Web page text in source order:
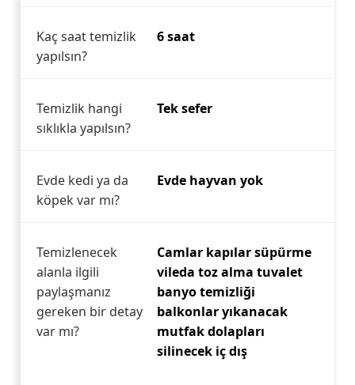
Kaç saat temizlik
yapılsın?
6 saat
Temizlik hangi
sıklıkla yapılsın?
Tek sefer
Evde kedi ya da
köpek var mı?
Evde hayvan yok
Temizlenecek
alanla ilgili
paylaşmanız
gereken bir detay
var mı?
Camlar kapılar süpürme
vileda toz alma tuvalet
banyo temizliği
balkonlar yıkanacak
mutfak dolapları
silinecek iç dış